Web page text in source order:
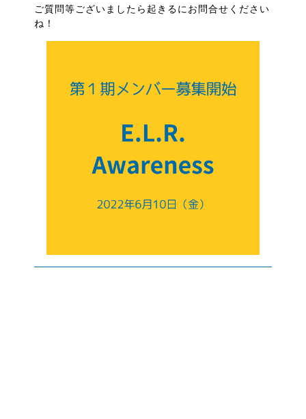
ご質問等ございましたら起きるにお問合せください
ね！